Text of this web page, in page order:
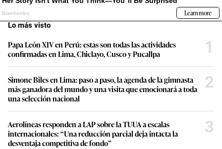
Lo más visto
Papa León XIV en Perú: estas son todas las actividades
confirmadas en Lima, Chiclayo, Cusco y Pucallpa
1
Simone Biles en Lima: paso a paso, la agenda de la gimnasta
más ganadora del mundo y una visita que emocionará a toda
una selección nacional
2
Aerolíneas responden a LAP sobre la TUUA a escalas
internacionales: “Una reducción parcial deja intacta la
desventaja competitiva de fondo”
3